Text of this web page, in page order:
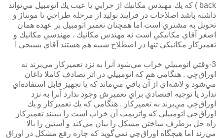
back ) كه يك مهندس مكانيك از خرابي يا عيب يك اتومبيل مي‌تواند
داشته باشد اصلاحات در فرايند توليد از مرحله طراحي تا مونتاژ و
تحويل به مشتري است اما همچنان تعمير اتومبيل بر عهده همان
اصغر آقاي مكانيكي است نه مهندس مكانيك . مهندسي مكانيك و
تعميركار مكانيكي تنها در اصطلاح شبيه هم هستند آقاي بسيجي !
3-وقتي اتومبيلي خراب مي‌شود آنرا به نزد تعميركار مي‌برند نه
اوراق‌چي . هنگامي هم كه اتومبيلي در اثر تصادف كاملا داغان
مي‌شود و لاشه‌اي از آن باقي مي‌ماند كه يا تجهيز قابل استفاده‌‌اي
ندارد يا توجيه اقتصادي براي تعميرش وجود ندارد آنرا به نزد
اوراق‌چي مي‌برند نه تعميركار . هنگامي كه يك تعميركار و يك
اوراق‌چي اتومبيلي كه واترپمپ آن خراب است را ببينند تعميركار
راه حل برطرف ساختن مشكل را بيان مي‌كند و آستين را بالا
مي‌زند اما هيچگاه اوراق‌چي نمي‌گويد كه چاره رفع مشكل در اوراق